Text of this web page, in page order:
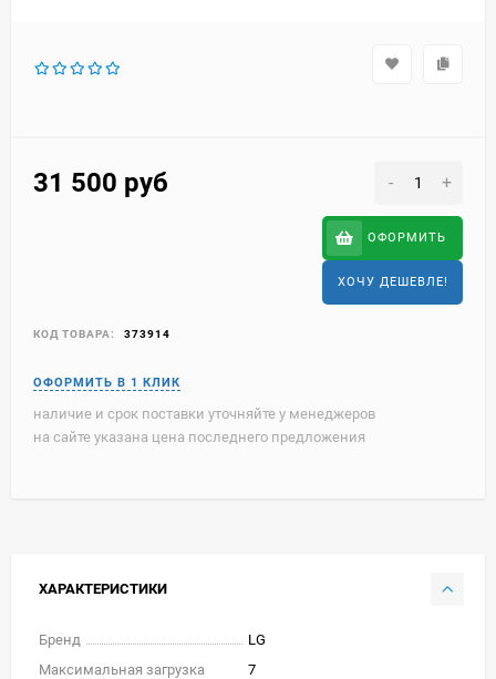
31 500 руб - +
ОФОРМИТЬ
ХОЧУ ДЕШЕВЛЕ!
КОД ТОВАРА: 373914
наличие и срок поставки уточняйте у менеджеров
на сайте указана цена последнего предложения
ХАРАКТЕРИСТИКИ
Бренд
LG
Максимальная загрузка
7